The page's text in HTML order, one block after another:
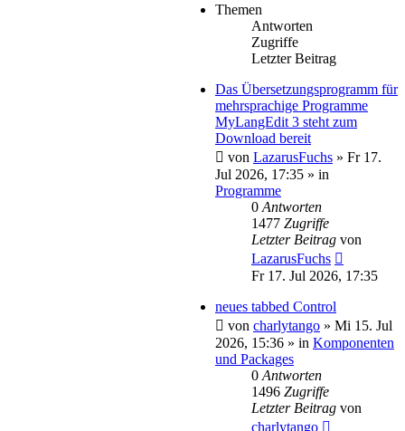
Themen
Antworten
Zugriffe
Letzter Beitrag
Das Übersetzungsprogramm für
mehrsprachige Programme
MyLangEdit 3 steht zum
Download bereit
von LazarusFuchs » Fr 17.
Jul 2026, 17:35 » in
Programme
0 Antworten
1477 Zugriffe
Letzter Beitrag von
LazarusFuchs
Fr 17. Jul 2026, 17:35
neues tabbed Control
von charlytango » Mi 15. Jul
2026, 15:36 » in Komponenten
und Packages
0 Antworten
1496 Zugriffe
Letzter Beitrag von
charlytango